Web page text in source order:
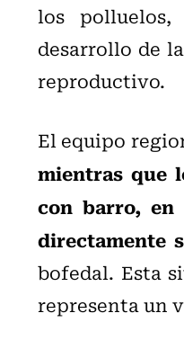
los
desarrollo de
reproductivo.
El equipo
mientras que
con barro, en
directamente
bofedal. Esta
representa un